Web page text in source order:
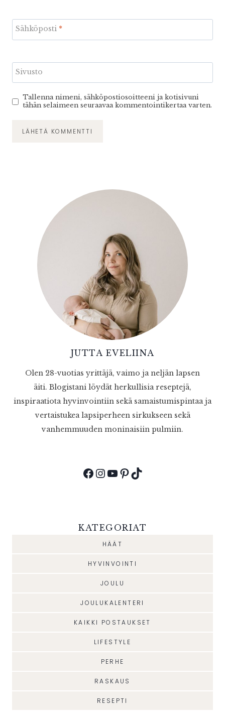
Sähköposti *
Sivusto
Tallenna nimeni, sähköpostiosoitteeni ja kotisivuni
tähän selaimeen seuraavaa kommentointikertaa varten.
JUTTA EVELIINA
Olen 28-vuotias yrittäjä, vaimo ja neljän lapsen
äiti. Blogistani löydät herkullisia reseptejä,
inspiraatiota hyvinvointiin sekä samaistumispintaa ja
vertaistukea lapsiperheen sirkukseen sekä
vanhemmuuden moninaisiin pulmiin.
Facebook
Instagram
YouTube
Pinterest
TikTok
KATEGORIAT
HÄÄT
HYVINVOINTI
JOULU
JOULUKALENTERI
KAIKKI POSTAUKSET
LIFESTYLE
PERHE
RASKAUS
RESEPTI